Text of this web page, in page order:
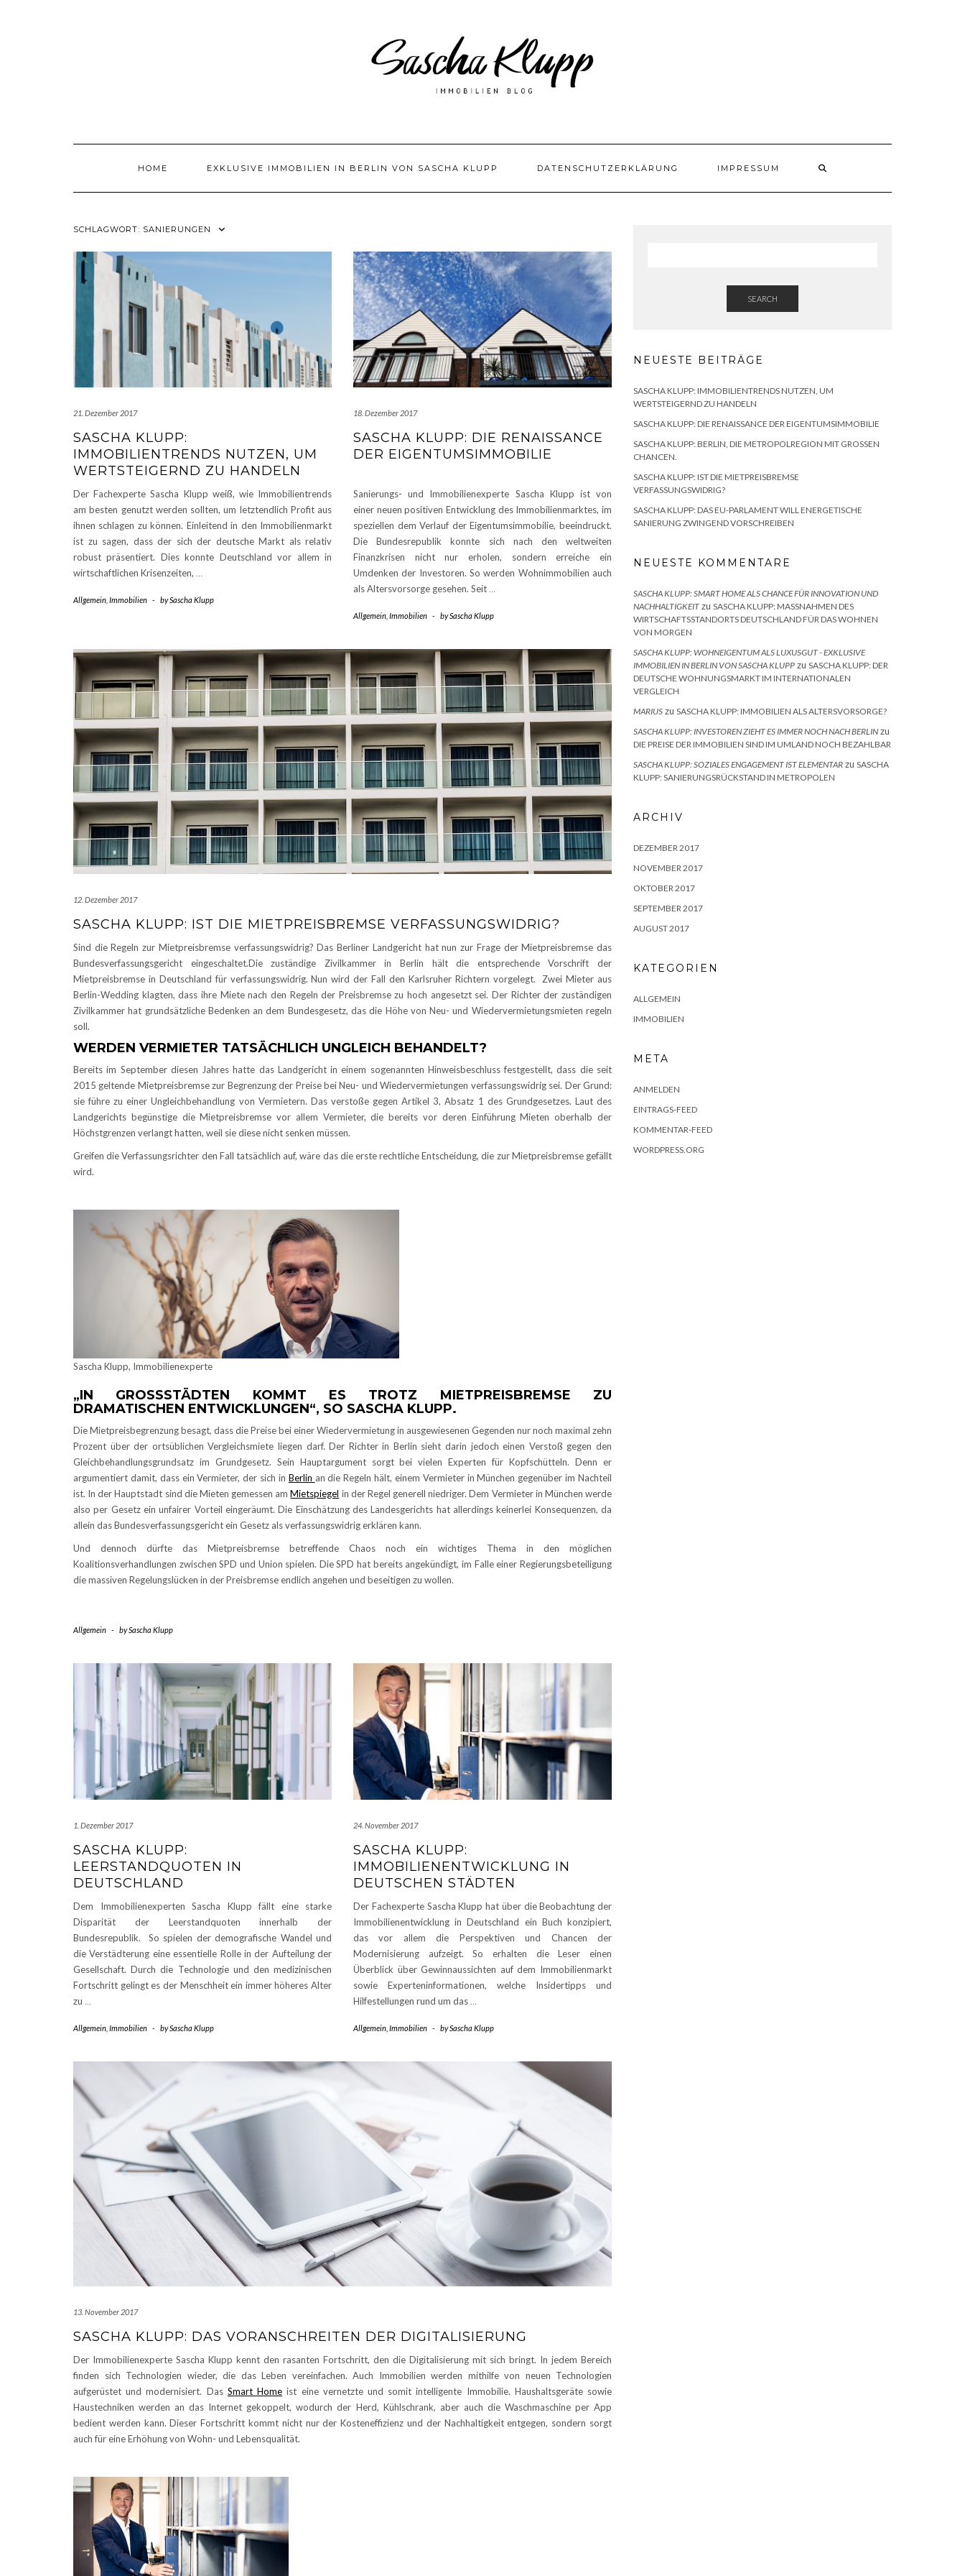
HOME EXKLUSIVE IMMOBILIEN IN BERLIN VON SASCHA KLUPP DATENSCHUTZERKLÄRUNG IMPRESSUM
SCHLAGWORT: SANIERUNGEN
21. Dezember 2017
SASCHA KLUPP:
IMMOBILIENTRENDS NUTZEN, UM
WERTSTEIGERND ZU HANDELN
Der Fachexperte Sascha Klupp weiß, wie Immobilientrends
am besten genutzt werden sollten, um letztendlich Profit aus
ihnen schlagen zu können. Einleitend in den Immobilienmarkt
ist zu sagen, dass der sich der deutsche Markt als relativ
robust präsentiert. Dies konnte Deutschland vor allem in
wirtschaftlichen Krisenzeiten, …
Allgemein Immobilien - bySascha Klupp
18. Dezember 2017
SASCHA KLUPP: DIE RENAISSANCE
DER EIGENTUMSIMMOBILIE
Sanierungs- und Immobilienexperte Sascha Klupp ist von
einer neuen positiven Entwicklung des Immobilienmarktes, im
speziellen dem Verlauf der Eigentumsimmobilie, beeindruckt.
Die Bundesrepublik konnte sich nach den weltweiten
Finanzkrisen nicht nur erholen, sondern erreiche ein
Umdenken der Investoren. So werden Wohnimmobilien auch
als Altersvorsorge gesehen. Seit…
Allgemein Immobilien - bySascha Klupp
12. Dezember 2017
SASCHA KLUPP: IST DIE MIETPREISBREMSE VERFASSUNGSWIDRIG?
Sind die Regeln zur Mietpreisbremse verfassungswidrig? Das Berliner Landgericht hat nun zur Frage der Mietpreisbremse das
Bundesverfassungsgericht eingeschaltet.Die zuständige Zivilkammer in Berlin hält die entsprechende Vorschrift der
Mietpreisbremse in Deutschland für verfassungswidrig. Nun wird der Fall den Karlsruher Richtern vorgelegt. Zwei Mieter aus
Berlin-Wedding klagten, dass ihre Miete nach den Regeln der Preisbremse zu hoch angesetzt sei. Der Richter der zuständigen
Zivilkammer hat grundsätzliche Bedenken an dem Bundesgesetz, das die Höhe von Neu- und Wiedervermietungsmieten regeln
soll.
WERDEN VERMIETER TATSÄCHLICH UNGLEICH BEHANDELT?
Bereits im September diesen Jahres hatte das Landgericht in einem sogenannten Hinweisbeschluss festgestellt, dass die seit
2015 geltende Mietpreisbremse zur Begrenzung der Preise bei Neu- und Wiedervermietungen verfassungswidrig sei. Der Grund:
sie führe zu einer Ungleichbehandlung von Vermietern. Das verstoße gegen Artikel 3, Absatz 1 des Grundgesetzes. Laut des
Landgerichts begünstige die Mietpreisbremse vor allem Vermieter, die bereits vor deren Einführung Mieten oberhalb der
Höchstgrenzen verlangt hatten, weil sie diese nicht senken müssen.
Greifen die Verfassungsrichter den Fall tatsächlich auf, wäre das die erste rechtliche Entscheidung, die zur Mietpreisbremse gefällt
wird.
Sascha Klupp, Immobilienexperte
„IN GROSSSTÄDTEN KOMMT ES TROTZ MIETPREISBREMSE ZU D
RAMATISCHEN ENTWICKLUNGEN“, SO SASCHA KLUPP.
Die Mietpreisbegrenzung besagt, dass die Preise bei einer Wiedervermietung in ausgewiesenen Gegenden nur noch maximal zehn
Prozent über der ortsüblichen Vergleichsmiete liegen darf. Der Richter in Berlin sieht darin jedoch einen Verstoß gegen den
Gleichbehandlungsgrundsatz im Grundgesetz. Sein Hauptargument sorgt bei vielen Experten für Kopfschütteln. Denn er
argumentiert damit, dass ein Vermieter, der sich in Berlin an die Regeln hält, einem Vermieter in München gegenüber im Nachteil
ist. In der Hauptstadt sind die Mieten gemessen amMietspiegel in der Regel generell niedriger. Dem Vermieter in München werde
also per Gesetz ein unfairer Vorteil eingeräumt. Die Einschätzung des Landesgerichts hat allerdings keinerlei Konsequenzen, da
allein das Bundesverfassungsgericht ein Gesetz als verfassungswidrig erklären kann.
Und dennoch dürfte das Mietpreisbremse betreffende Chaos noch ein wichtiges Thema in den möglichen
Koalitionsverhandlungen zwischen SPD und Union spielen. Die SPD hat bereits angekündigt, im Falle einer Regierungsbeteiligung
die massiven Regelungslücken in der Preisbremse endlich angehen und beseitigen zu wollen.
Allgemein - bySascha Klupp
1. Dezember 2017
SASCHA KLUPP:
LEERSTANDQUOTEN IN
DEUTSCHLAND
Dem Immobilienexperten Sascha Klupp fällt eine starke
Disparität der Leerstandquoten innerhalb der
Bundesrepublik. So spielen der demografische Wandel und
die Verstädterung eine essentielle Rolle in der Aufteilung der
Gesellschaft. Durch die Technologie und den medizinischen
Fortschritt gelingt es der Menschheit ein immer höheres Alter
zu …
Allgemein Immobilien - bySascha Klupp
24. November 2017
SASCHA KLUPP:
IMMOBILIENENTWICKLUNG IN
DEUTSCHEN STÄDTEN
Der Fachexperte Sascha Klupp hat über die Beobachtung der
Immobilienentwicklung in Deutschland ein Buch konzipiert,
das vor allem die Perspektiven und Chancen der
Modernisierung aufzeigt. So erhalten die Leser einen
Überblick über Gewinnaussichten auf dem Immobilienmarkt
sowie Experteninformationen, welche Insidertipps und
Hilfestellungen rund um das …
Allgemein Immobilien - bySascha Klupp
13. November 2017
SASCHA KLUPP: DAS VORANSCHREITEN DER DIGITALISIERUNG
Der Immobilienexperte Sascha Klupp kennt den rasanten Fortschritt, den die Digitalisierung mit sich bringt. In jedem Bereich
finden sich Technologien wieder, die das Leben vereinfachen. Auch Immobilien werden mithilfe von neuen Technologien
aufgerüstet und modernisiert. Das Smart Home ist eine vernetzte und somit intelligente Immobilie. Haushaltsgeräte sowie
Haustechniken werden an das Internet gekoppelt, wodurch der Herd, Kühlschrank, aber auch die Waschmaschine per App
bedient werden kann. Dieser Fortschritt kommt nicht nur der Kosteneffizienz und der Nachhaltigkeit entgegen, sondern sorgt
auch für eine Erhöhung von Wohn- und Lebensqualität.
SEARCH
NEUESTE BEITRÄGE
SASCHA KLUPP: IMMOBILIENTRENDS NUTZEN, UM
WERTSTEIGERND ZU HANDELN
SASCHA KLUPP: DIE RENAISSANCE DER EIGENTUMSIMMOBILIE
SASCHA KLUPP: BERLIN, DIE METROPOLREGION MIT GROSSEN C
HANCEN.
SASCHA KLUPP: IST DIE MIETPREISBREMSE
VERFASSUNGSWIDRIG?
SASCHA KLUPP: DAS EU-PARLAMENT WILL ENERGETISCHE
SANIERUNG ZWINGEND VORSCHREIBEN
NEUESTE KOMMENTARE
SASCHA KLUPP: SMART HOME ALS CHANCE FÜR INNOVATION UND
NACHHALTIGKEIT zu SASCHA KLUPP: MASSNAHMEN DES W
IRTSCHAFTSSTANDORTS DEUTSCHLAND FÜR DAS WOHNEN V
ON MORGEN
SASCHA KLUPP: WOHNEIGENTUM ALS LUXUSGUT - EXKLUSIVE
IMMOBILIEN IN BERLIN VON SASCHA KLUPP zu SASCHA KLUPP: DER
DEUTSCHE WOHNUNGSMARKT IM INTERNATIONALEN
VERGLEICH
MARIUS zu SASCHA KLUPP: IMMOBILIEN ALS ALTERSVORSORGE?
SASCHA KLUPP: INVESTOREN ZIEHT ES IMMER NOCH NACH BERLIN zu
DIE PREISE DER IMMOBILIEN SIND IM UMLAND NOCH BEZAHLBAR
SASCHA KLUPP: SOZIALES ENGAGEMENT IST ELEMENTAR zu SASCHA
KLUPP: SANIERUNGSRÜCKSTAND IN METROPOLEN
ARCHIV
DEZEMBER 2017
NOVEMBER 2017
OKTOBER 2017
SEPTEMBER 2017
AUGUST 2017
KATEGORIEN
ALLGEMEIN
IMMOBILIEN
META
ANMELDEN
EINTRAGS-FEED
KOMMENTAR-FEED
WORDPRESS.ORG